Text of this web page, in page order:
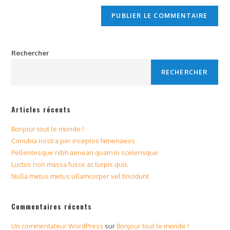
Rechercher
RECHERCHER
Articles récents
Bonjour tout le monde !
Conubia nostra per inceptos himenaeos
Pellentesque nibh aenean quam in scelerisque
Luctus non massa fusce ac turpis quis
Nulla metus metus ullamcorper vel tincidunt
Commentaires récents
Un commentateur WordPress surBonjour tout le monde !